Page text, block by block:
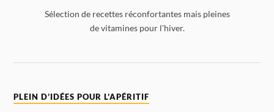
Sélection de recettes réconfortantes mais pleines
de vitamines pour l'hiver.
PLEIN D’IDÉES POUR L’APÉRITIF